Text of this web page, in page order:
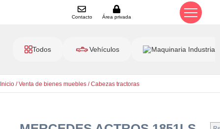
Contacto Área privada
Todos Vehículos Maquinaria Industrial
Inicio /Venta de bienes muebles /Cabezas tractoras